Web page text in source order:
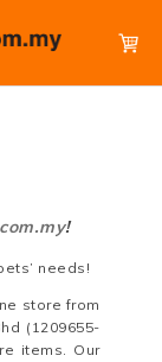
!
needs!
store from
(1209655-
items. Our